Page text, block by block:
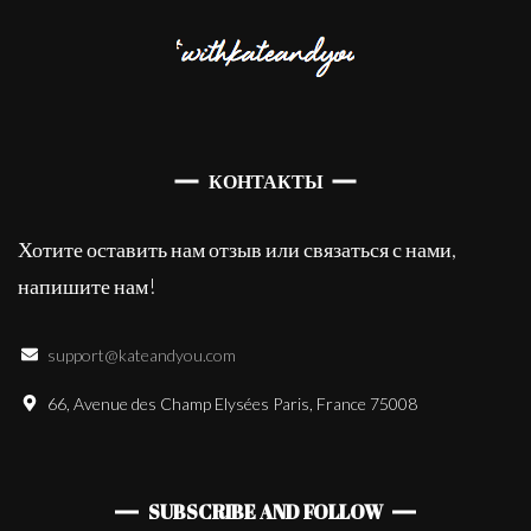
КОНТАКТЫ
Хотите оставить нам отзыв или связаться с нами,
напишите нам!
support@kateandyou.com
66, Avenue des Champ Elysées Paris, France 75008
SUBSCRIBE AND FOLLOW